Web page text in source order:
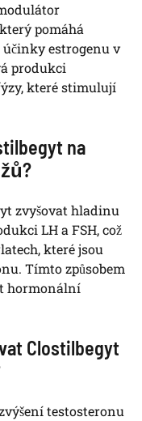
pomáhá
estrogenu v
produkci
které stimulují
na
zvyšovat hladinu
LH a FSH, což
které jsou
Tímto způsobem
hormonální
Clostilbegyt
testosteronu